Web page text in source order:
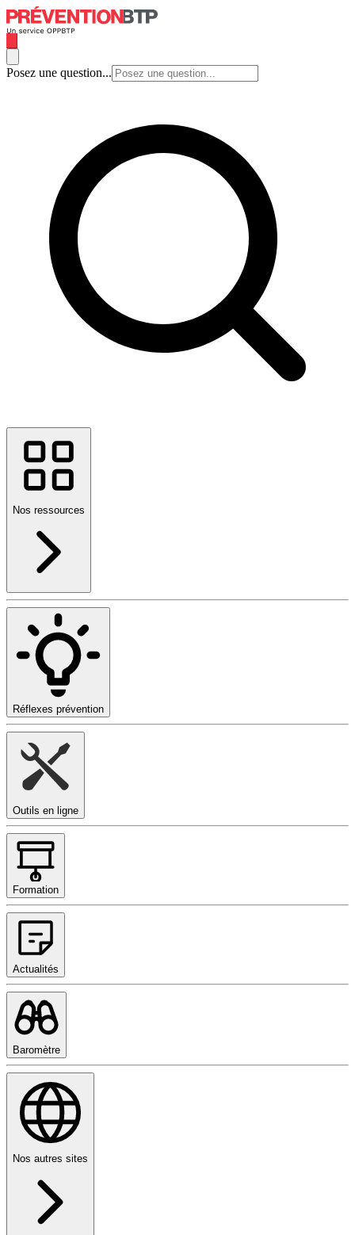
Posez une question...
Nos ressources
Réflexes prévention
Outils en ligne
Formation
Actualités
Baromètre
Nos autres sites